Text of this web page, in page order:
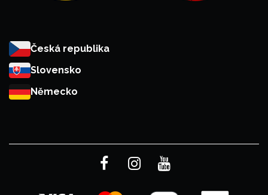
Česká republika
Slovensko
Německo